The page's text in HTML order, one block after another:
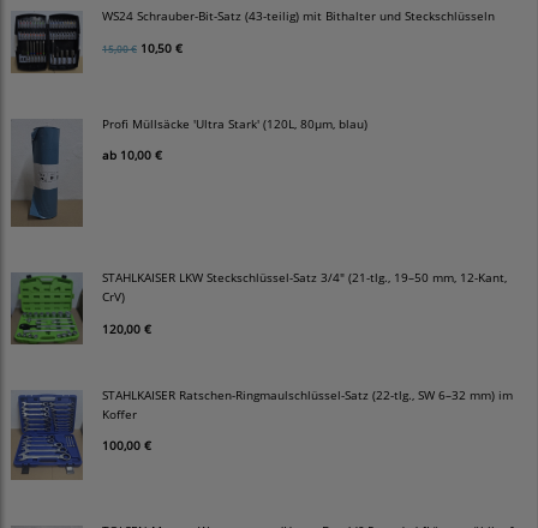
WS24 Schrauber-Bit-Satz (43-teilig) mit Bithalter und Steckschlüsseln
15,00 € 10,50 €
Profi Müllsäcke 'Ultra Stark' (120L, 80µm, blau)
ab 10,00 €
STAHLKAISER LKW Steckschlüssel-Satz 3/4" (21-tlg., 19–50 mm, 12-Kant,
CrV)
120,00 €
STAHLKAISER Ratschen-Ringmaulschlüssel-Satz (22-tlg., SW 6–32 mm) im
Koffer
100,00 €